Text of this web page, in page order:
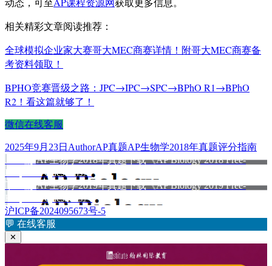
相关精彩文章阅读推荐：
全球模拟企业家大赛哥大MEC商赛详情！附哥大MEC商赛备
考资料领取！
BPHO竞赛晋级之路：JPC→IPC→SPC→BPhO R1→BPhO
R2！看这篇就够了！
微信在线客服
发
于
2025年9月23日 作
者
Author分
类
AP真题标
签
AP生物学2018年真题评分指南
文
章
导
航
上
篇
文
章：
AP生物学2018年真题下载《AP Biology 2018 Free-
Response Questions》
下一篇
下
篇
文
章：
AP生物学2019年真题下载《AP Biology 2019 Free-
Response Questions》
沪ICP备2024095673号-5
💬 在线客服
✕